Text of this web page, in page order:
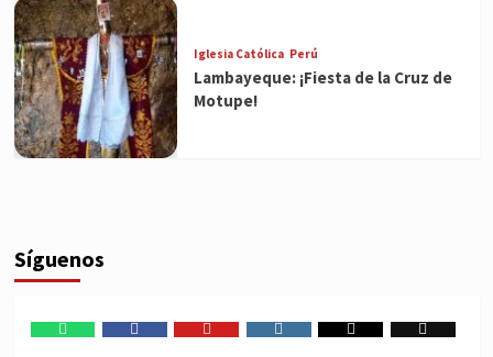
Iglesia Católica Perú
Lambayeque: ¡Fiesta de la Cruz de
Motupe!
Síguenos